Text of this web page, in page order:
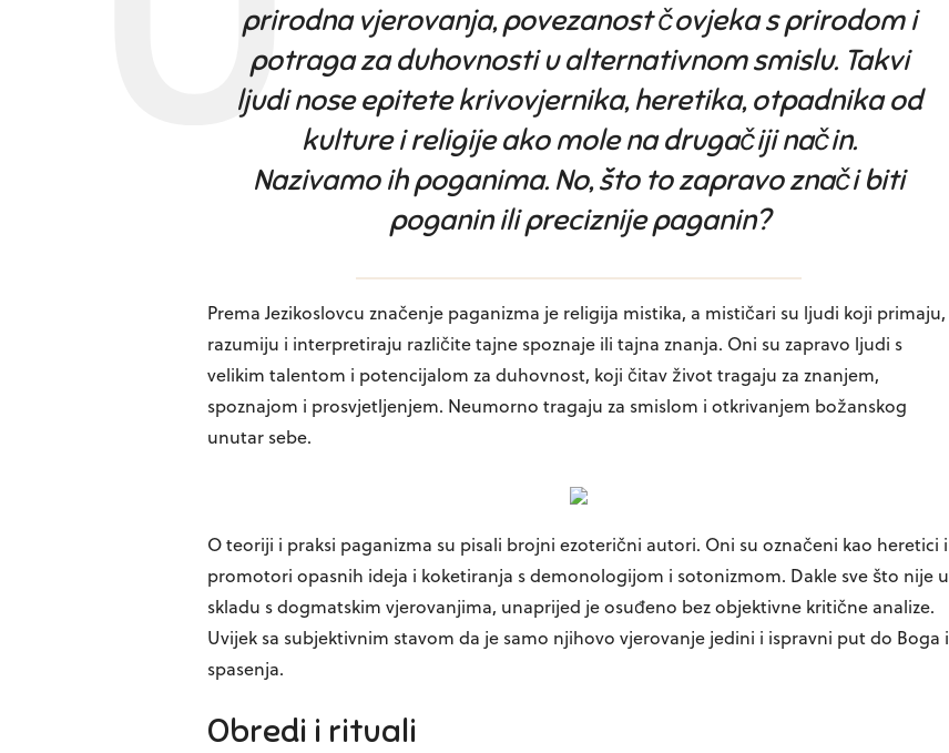
prirodna vjerovanja, povezanost čovjeka s prirodom i
potraga za duhovnosti u alternativnom smislu. Takvi
ljudi nose epitete krivovjernika, heretika, otpadnika od
kulture i religije ako mole na drugačiji način.
Nazivamo ih poganima. No, što to zapravo znači biti
poganin ili preciznije paganin?
Prema Jezikoslovcu značenje paganizma je religija mistika, a mističari su ljudi koji primaju,
razumiju i interpretiraju različite tajne spoznaje ili tajna znanja. Oni su zapravo ljudi s
velikim talentom i potencijalom za duhovnost, koji čitav život tragaju za znanjem,
spoznajom i prosvjetljenjem. Neumorno tragaju za smislom i otkrivanjem božanskog
unutar sebe.
O teoriji i praksi paganizma su pisali brojni ezoterični autori. Oni su označeni kao heretici i
promotori opasnih ideja i koketiranja s demonologijom i sotonizmom. Dakle sve što nije u
skladu s dogmatskim vjerovanjima, unaprijed je osuđeno bez objektivne kritične analize.
Uvijek sa subjektivnim stavom da je samo njihovo vjerovanje jedini i ispravni put do Boga i
spasenja.
Obredi i rituali